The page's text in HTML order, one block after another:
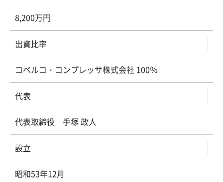
8,200万円
出資比率
コベルコ・コンプレッサ株式会社 100％
代表
代表取締役 手塚 政人
設立
昭和53年12月